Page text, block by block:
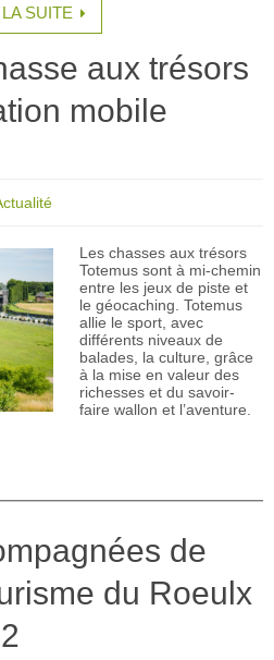
SUITE
aux trésors
mobile
Les chasses aux trésors
Totemus sont à mi-chemin
entre les jeux de piste et
le géocaching. Totemus
allie le sport, avec
différents niveaux de
balades, la culture, grâce
à la mise en valeur des
richesses et du savoir-
faire wallon et l’aventure.
de
du Roeulx